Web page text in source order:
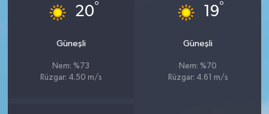
20°
Güneşli
Nem: %73
Rüzgar: 4.50 m/s
19°
Güneşli
Nem: %70
Rüzgar: 4.61 m/s